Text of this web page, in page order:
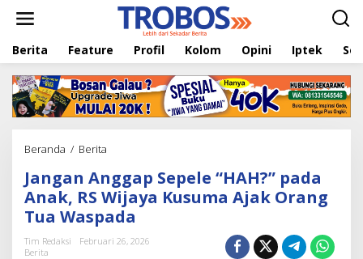
t
Berita Feature Profil Kolom Opini Iptek
Beranda / Berita
n
g
a
n
A
Jangan Anggap Sepele “HAH?” pada
Anak, RS Wijaya Kusuma Ajak Orang
Tua Waspada
Tim Redaksi
Februari 26, 2026
Berita